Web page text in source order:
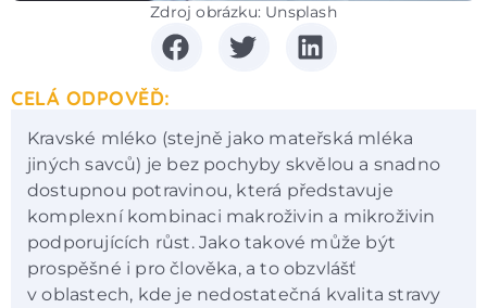
Zdroj obrázku: Unsplash
CELÁ ODPOVĚĎ:
Kravské mléko (stejně jako mateřská mléka
jiných savců) je bez pochyby skvělou a snadno
dostupnou potravinou, která představuje
komplexní kombinaci makroživin a mikroživin
podporujících růst. Jako takové může být
prospěšné i pro člověka, a to obzvlášť
v oblastech, kde je nedostatečná kvalita stravy